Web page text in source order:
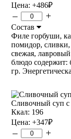
Цена: +486₽
– +
Состав
Филе горбуши,
помидор,
свежая,
блюдо содержит:
гр.
Сливочный суп с
Ккал: 196
Цена: +347₽
– +